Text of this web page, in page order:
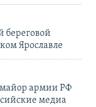
береговой
Ярославле
майор армии РФ
медиа